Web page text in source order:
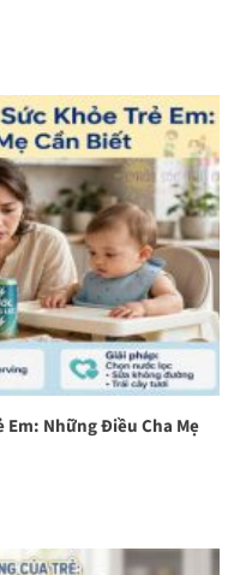
Em: Những Điều Cha Mẹ